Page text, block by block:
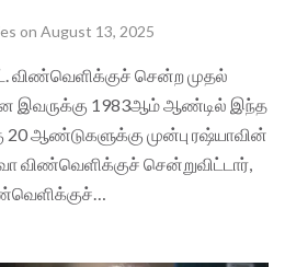
on August 13, 2025
விண்வெளிக்குச் சென்ற முதல்
இவருக்கு 1983ஆம் ஆண்டில் இந்த
20 ஆண்டுகளுக்கு முன்பு ரஷ்யாவின்
சென்றுவிட்டார்,